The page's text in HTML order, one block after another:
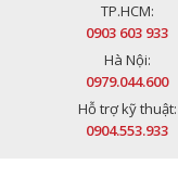
TP.HCM:
0903 603 933
Hà Nội:
0979.044.600
Hỗ trợ kỹ thuật:
0904.553.933